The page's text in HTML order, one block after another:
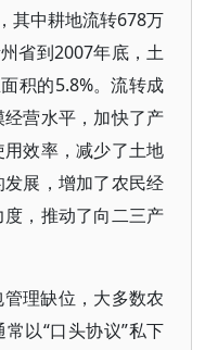
其中耕地流转678万
省到2007年底，土
积的5.8%。流转成
营水平，加快了产
效率，减少了土地
展，增加了农民经
，推动了向二三产
理缺位，大多数农
以“口头协议”私下